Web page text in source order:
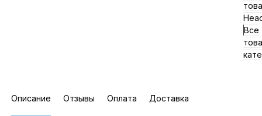
Все
Описание Отзывы Оплата Доставка